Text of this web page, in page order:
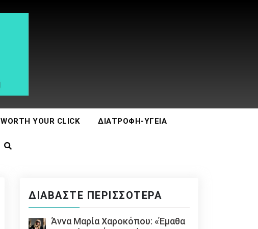
WORTH YOUR CLICK ΔΙΑΤΡΟΦΉ-ΥΓΕΊΑ
ΔΙΑΒΆΣΤΕ ΠΕΡΙΣΣΌΤΕΡΑ
Άννα Μαρία Χαροκόπου: «Έμαθα